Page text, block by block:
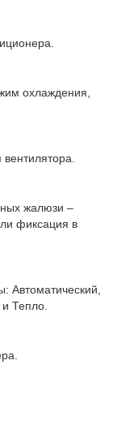
охлаждения,
жалюзи –
фиксация в
Автоматический,
Тепло.